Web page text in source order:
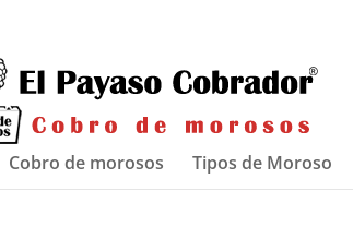
Cobro de morosos Tipos de Moroso